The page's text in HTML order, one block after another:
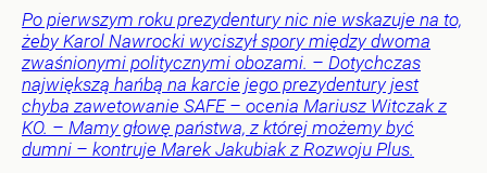
Po pierwszym roku prezydentury nic nie wskazuje na to,
żeby Karol Nawrocki wyciszył spory między dwoma
zwaśnionymi politycznymi obozami. – Dotychczas
największą hańbą na karcie jego prezydentury jest
chyba zawetowanie SAFE – ocenia Mariusz Witczak z
KO. – Mamy głowę państwa, z której możemy być
dumni – kontruje Marek Jakubiak z Rozwoju Plus.